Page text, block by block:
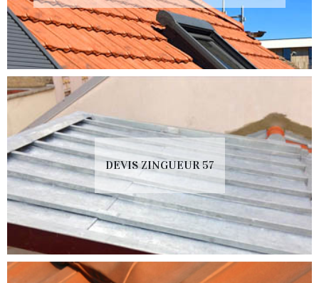
DEVIS ZINGUEUR 57